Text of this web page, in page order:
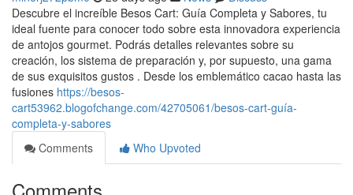
Descubre el increíble Besos Cart: Guía Completa y Sabores, tu
ideal fuente para conocer todo sobre esta innovadora experiencia
de antojos gourmet. Podrás detalles relevantes sobre su
creación, los sistema de preparación y, por supuesto, una gama
de sus exquisitos gustos . Desde los emblemático cacao hasta las
fusiones https://besos-
cart53962.blogofchange.com/42705061/besos-cart-guía-
completa-y-sabores
Comments
Who Upvoted